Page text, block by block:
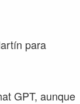
para
GPT, aunque